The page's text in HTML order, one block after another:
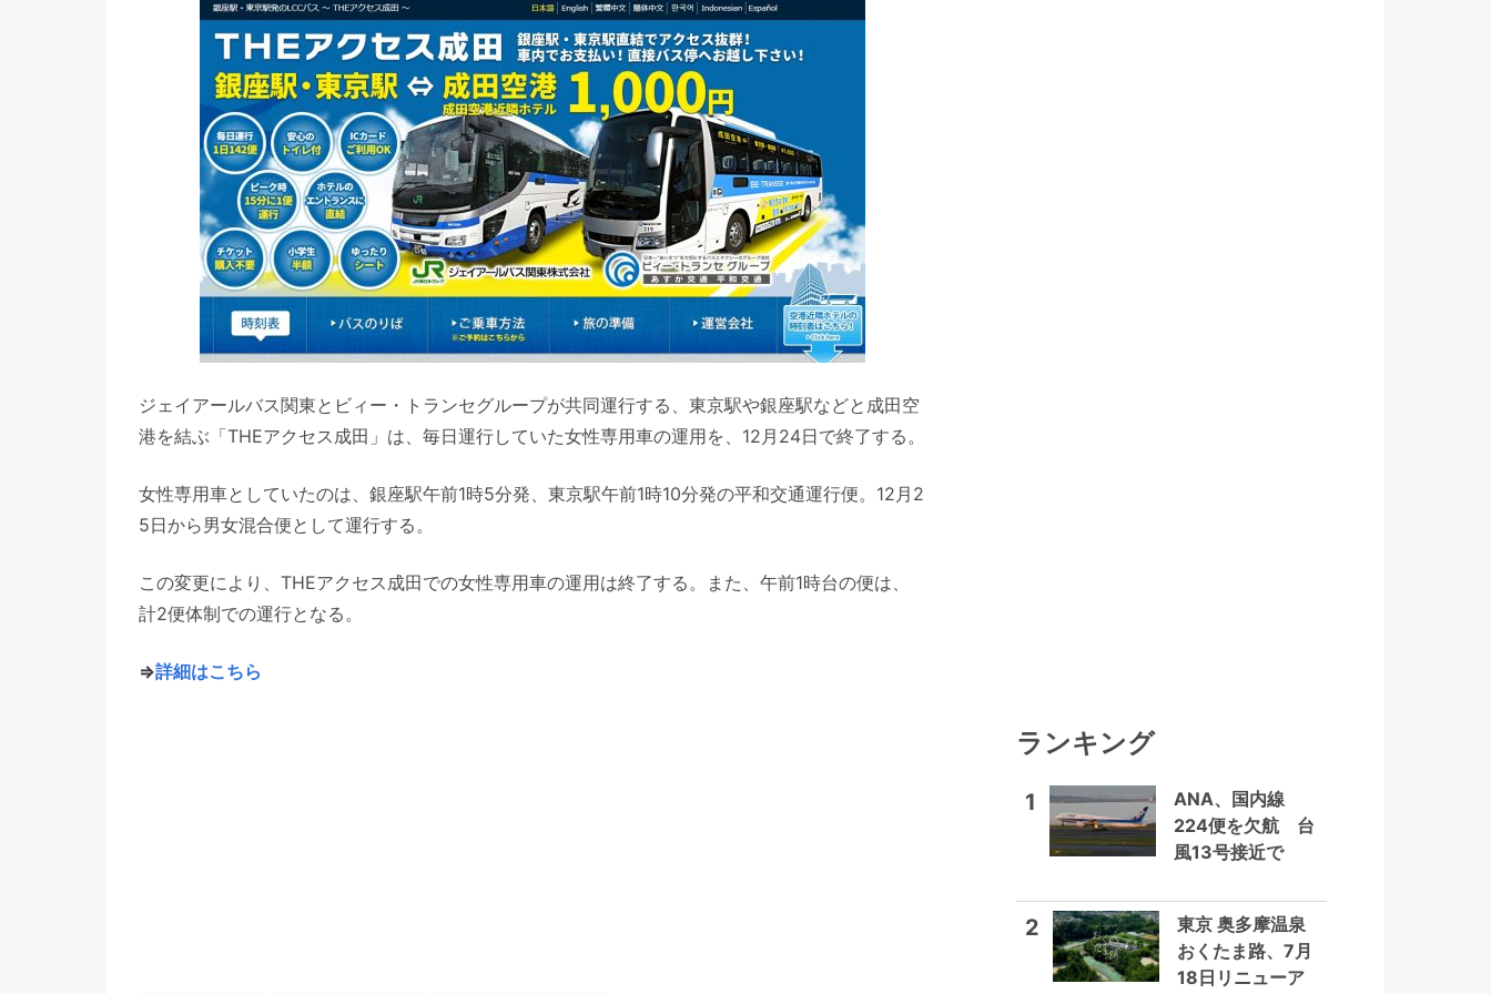
ジェイアールバス関東とビィー・トランセグループが共同運行する、東京駅や銀座駅などと成田空
港を結ぶ「THEアクセス成田」は、毎日運行していた女性専用車の運用を、12月24日で終了する。
女性専用車としていたのは、銀座駅午前1時5分発、東京駅午前1時10分発の平和交通運行便。12月2
5日から男女混合便として運行する。
この変更により、THEアクセス成田での女性専用車の運用は終了する。また、午前1時台の便は、
計2便体制での運行となる。
⇒詳細はこちら
ランキング
1
ANA、国内線
224便を欠航 台
風13号接近で
2
東京 奥多摩温泉
おくたま路、7月
18日リニューア